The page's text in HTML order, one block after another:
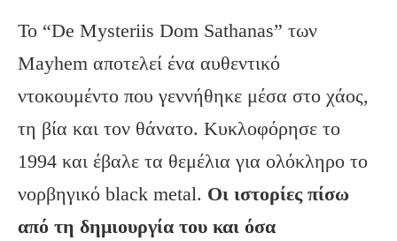
Το “De Mysteriis Dom Sathanas” των
Mayhem αποτελεί ένα αυθεντικό
ντοκουμέντο που γεννήθηκε μέσα στο χάος,
τη βία και τον θάνατο. Κυκλοφόρησε το
1994 και έβαλε τα θεμέλια για ολόκληρο το
νορβηγικό black metal. Οι ιστορίες πίσω
από τη δημιουργία του και όσα